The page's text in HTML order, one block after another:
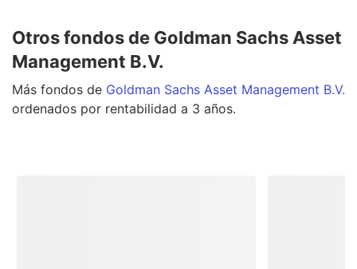
Otros fondos de Goldman Sachs Asset
Management B.V.
Más fondos de Goldman Sachs Asset Management B.V.
ordenados por rentabilidad a 3 años.